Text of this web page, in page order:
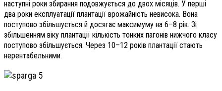
наступні роки збирання подовжується до двох місяців. У перші
два роки експлуатації плантації врожайність невисока. Вона
поступово збільшується й досягає максимуму на 6–8 рік. Зі
збільшенням віку плантації кількість тонких пагонів нижчого класу
поступово збільшується. Через 10–12 років плантації стають
нерентабельними.